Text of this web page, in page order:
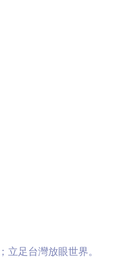
立足台灣放眼世界。